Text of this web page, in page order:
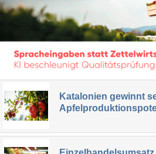
Katalonien gewinnt